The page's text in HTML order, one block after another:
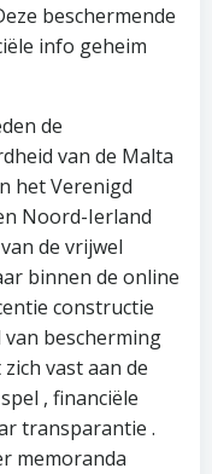
beschermende
info geheim
de
van de Malta
het Verenigd
Noord-Ierland
de vrijwel
binnen de online
constructie
bescherming
vast aan de
, financiële
transparantie .
memoranda